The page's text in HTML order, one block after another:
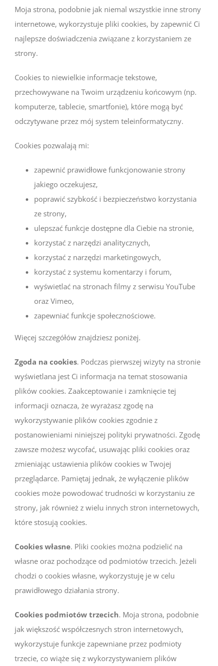
Moja strona, podobnie jak niemal wszystkie inne strony
internetowe, wykorzystuje pliki cookies, by zapewnić Ci
najlepsze doświadczenia związane z korzystaniem ze
strony.
Cookies to niewielkie informacje tekstowe,
przechowywane na Twoim urządzeniu końcowym (np.
komputerze, tablecie, smartfonie), które mogą być
odczytywane przez mój system teleinformatyczny.
Cookies pozwalają mi:
zapewnić prawidłowe funkcjonowanie strony
jakiego oczekujesz,
poprawić szybkość i bezpieczeństwo korzystania
ze strony,
ulepszać funkcje dostępne dla Ciebie na stronie,
korzystać z narzędzi analitycznych,
korzystać z narzędzi marketingowych,
korzystać z systemu komentarzy i forum,
wyświetlać na stronach filmy z serwisu YouTube
oraz Vimeo,
zapewniać funkcje społecznościowe.
Więcej szczegółów znajdziesz poniżej.
Zgoda na cookies. Podczas pierwszej wizyty na stronie
wyświetlana jest Ci informacja na temat stosowania
plików cookies. Zaakceptowanie i zamknięcie tej
informacji oznacza, że wyrażasz zgodę na
wykorzystywanie plików cookies zgodnie z
postanowieniami niniejszej polityki prywatności. Zgodę
zawsze możesz wycofać, usuwając pliki cookies oraz
zmieniając ustawienia plików cookies w Twojej
przeglądarce. Pamiętaj jednak, że wyłączenie plików
cookies może powodować trudności w korzystaniu ze
strony, jak również z wielu innych stron internetowych,
które stosują cookies.
Cookies własne. Pliki cookies można podzielić na
własne oraz pochodzące od podmiotów trzecich. Jeżeli
chodzi o cookies własne, wykorzystuję je w celu
prawidłowego działania strony.
Cookies podmiotów trzecich. Moja strona, podobnie
jak większość współczesnych stron internetowych,
wykorzystuje funkcje zapewniane przez podmioty
trzecie, co wiąże się z wykorzystywaniem plików